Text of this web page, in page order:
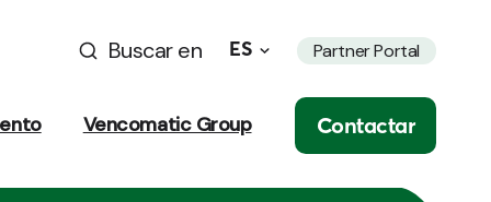
Buscar en ES Partner Portal
Vencomatic Group Contactar